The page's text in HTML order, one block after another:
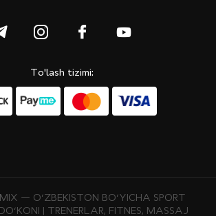
To'lash tizimi:
— O‘ZBEKISTON BO‘YICHA SPORT
| TRENERLAR, FITNES, MASSAJ